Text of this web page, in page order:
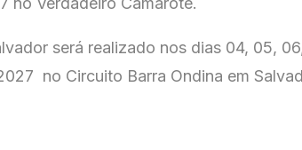
será realizado nos dias 04, 05,
no Circuito Barra Ondina em